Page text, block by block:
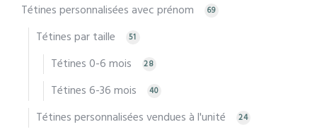
Tétines personnalisées avec prénom 69
Tétines par taille 51
Tétines 0-6 mois 28
Tétines 6-36 mois 40
Tétines personnalisées vendues à l'unité 24